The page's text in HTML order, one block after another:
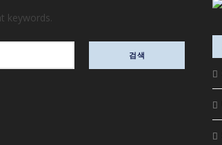
keywords.